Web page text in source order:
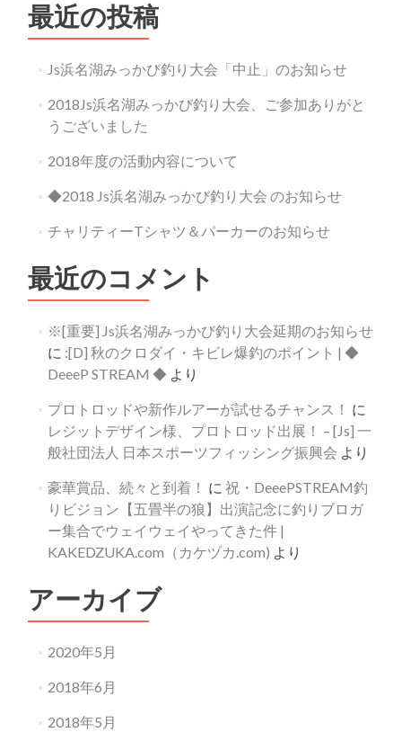
シ
ョ
最近の投稿
Js浜名湖みっかび釣り大会「中止」のお知らせ
2018Js浜名湖みっかび釣り大会、ご参加ありがと
うございました
2018年度の活動内容について
◆2018 Js浜名湖みっかび釣り大会 のお知らせ
チャリティーTシャツ＆パーカーのお知らせ
最近のコメント
※[重要] Js浜名湖みっかび釣り大会延期のお知らせ
に :[D] 秋のクロダイ・キビレ爆釣のポイント | ◆
DeeeP STREAM ◆より
プロトロッドや新作ルアーが試せるチャンス！ に
レジットデザイン様、プロトロッド出展！ – [Js] 一
般社団法人 日本スポーツフィッシング振興会 より
豪華賞品、続々と到着！ に 祝・DeeePSTREAM釣
りビジョン【五畳半の狼】出演記念に釣りブロガ
ー集合でウェイウェイやってきた件 |
KAKEDZUKA.com（カケヅカ.com) より
アーカイブ
2020年5月
2018年6月
2018年5月